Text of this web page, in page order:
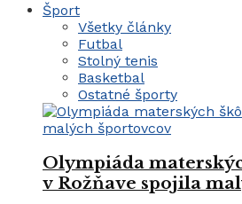
Šport
Všetky články
Futbal
Stolný tenis
Basketbal
Ostatné športy
Olympiáda
v Rožňave spojila